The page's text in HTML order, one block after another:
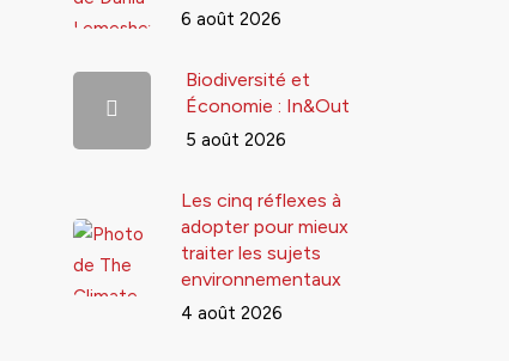
6 août 2026
Biodiversité et
Économie : In&Out
5 août 2026
Les cinq réflexes à
adopter pour mieux
traiter les sujets
environnementaux
4 août 2026